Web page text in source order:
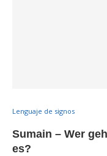
Lenguaje de signos
Sumain – Wer
es?